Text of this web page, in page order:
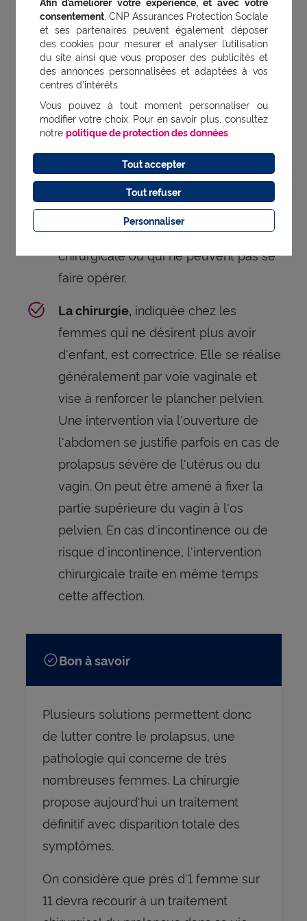
destinés à faire travailler les muscles
du périnée) est recommandée en cas
de prolapsus léger pour renforcer le
plancher pelvien.
Le pessaire :sous la forme d'un
coussinet, il s'insère dans le vagin pour
soutenir les organes pelviens. Les
pessaires sont très utiles aux femmes
dans l'attente d'une intervention
chirurgicale ou qui ne peuvent pas se
faire opérer.
La chirurgie, indiquée chez les
femmes qui ne désirent plus avoir
d'enfant, est correctrice. Elle se réalise
généralement par voie vaginale et
vise à renforcer le plancher pelvien.
Une intervention via l'ouverture de
l'abdomen se justifie parfois en cas de
prolapsus sévère de l'utérus ou du
vagin. On peut être amené à fixer la
partie supérieure du vagin à l'os
pelvien. En cas d'incontinence ou de
risque d'incontinence, l'intervention
chirurgicale traite en même temps
cette affection.
Bon à savoir
Plusieurs solutions permettent donc
de lutter contre le prolapsus, une
pathologie qui concerne de très
nombreuses femmes. La chirurgie
propose aujourd'hui un traitement
définitif avec disparition totale des
symptômes.
On considère que près d'1 femme sur
11 devra recourir à un traitement
consentement, CNP Assurances Protection Sociale
et ses partenaires peuvent également déposer
des cookies pour mesurer et analyser l’utilisation
du site ainsi que vous proposer des publicités et
des annonces personnalisées et adaptées à vos
centres d’intérêts.
Vous pouvez à tout moment personnaliser ou
modifier votre choix. Pour en savoir plus, consultez
notre politique de protection des données.
Personnaliser
Tout refuser
Tout accepter